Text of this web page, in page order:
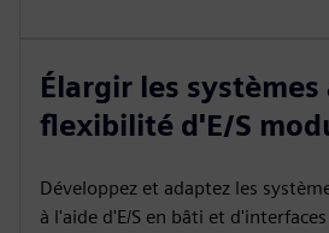
Élargir les systèmes
flexibilité d'E/S
Développez et adaptez les
à l'aide d'E/S en bâti et